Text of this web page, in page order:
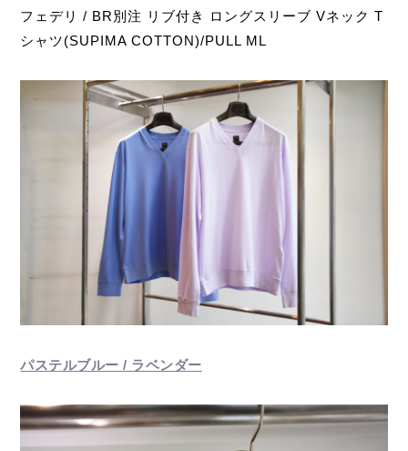
フェデリ / BR別注 リブ付き ロングスリーブ Vネック T
シャツ(SUPIMA COTTON)/PULL ML
パステルブルー / ラベンダー